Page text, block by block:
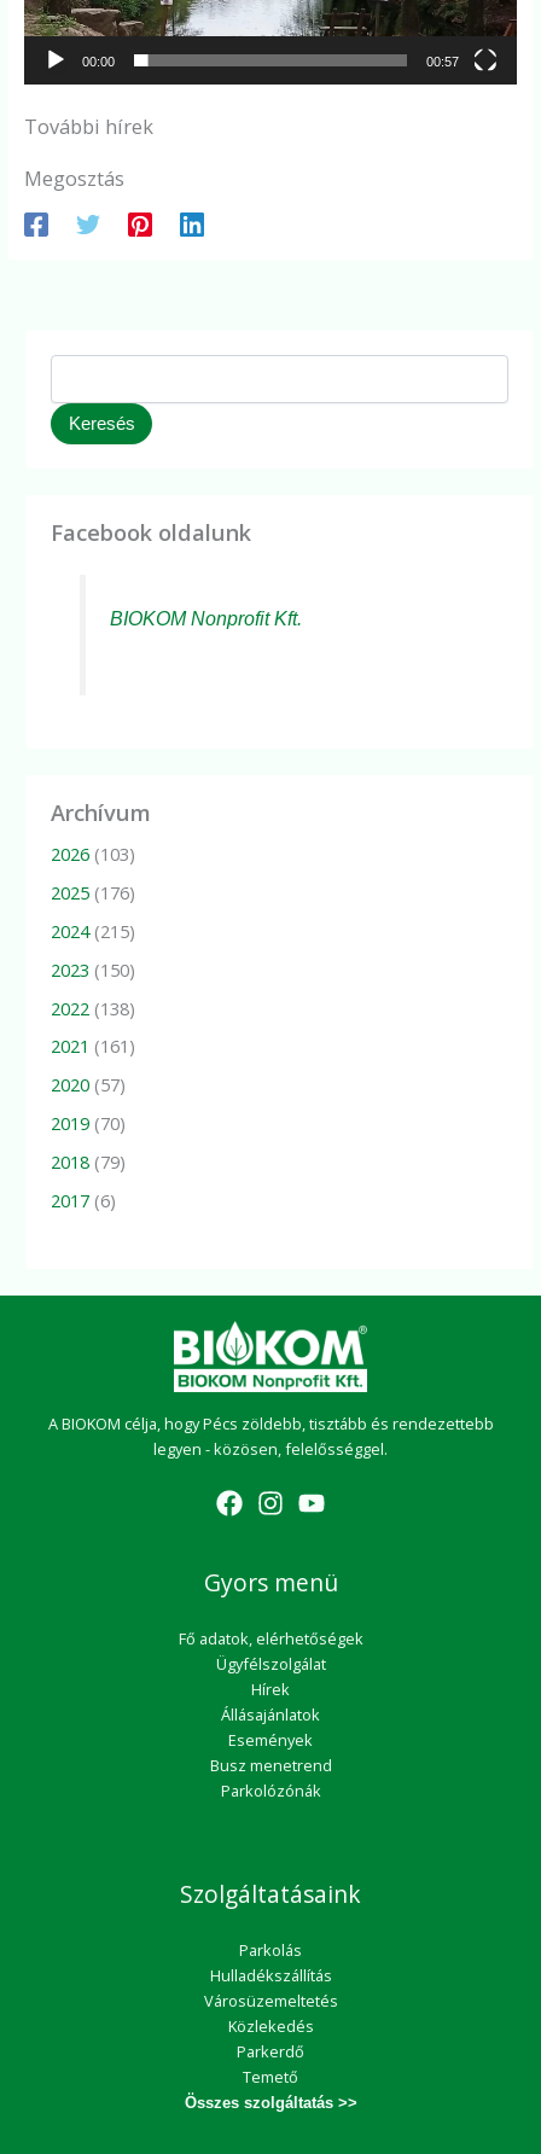
00:00 00:57
További hírek
Megosztás
Keresés
Facebook oldalunk
BIOKOM Nonprofit Kft.
Archívum
2026 (103)
2025 (176)
2024(215)
2023 (150)
2022 (138)
2021 (161)
2020 (57)
2019 (70)
2018 (79)
2017 (6)
A BIOKOM célja, hogy Pécs zöldebb, tisztább és rendezettebb
legyen - közösen, felelősséggel.
Gyors menü
Fő adatok, elérhetőségek
Ügyfélszolgálat
Hírek
Állásajánlatok
Események
Busz menetrend
Parkolózónák
Szolgáltatásaink
Parkolás
Hulladékszállítás
Városüzemeltetés
Közlekedés
Parkerdő
Temető
Összes szolgáltatás >>